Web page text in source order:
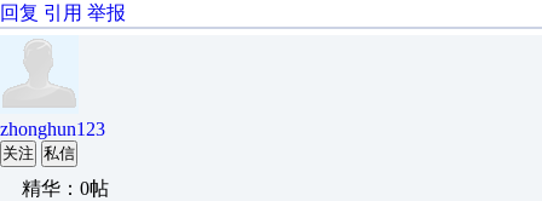
回复 引用 举报
zhonghun123
关注 私信
精华：0帖